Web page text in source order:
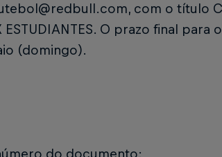
com o título
ESTUDIANTES. O prazo final
(domingo).
do documento: